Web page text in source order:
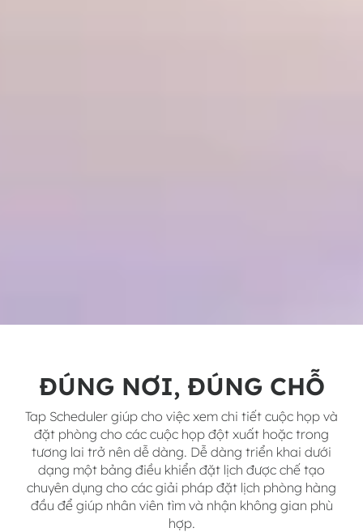
ĐÚNG NƠI, ĐÚNG CHỖ
Tap Scheduler giúp cho việc xem chi tiết cuộc họp và
đặt phòng cho các cuộc họp đột xuất hoặc trong
tương lai trở nên dễ dàng. Dễ dàng triển khai dưới
dạng một bảng điều khiển đặt lịch được chế tạo
chuyên dụng cho các giải pháp đặt lịch phòng hàng
đầu để giúp nhân viên tìm và nhận không gian phù
hợp.